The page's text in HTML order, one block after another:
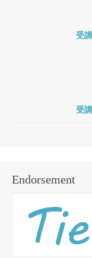
受
受
Endorsement